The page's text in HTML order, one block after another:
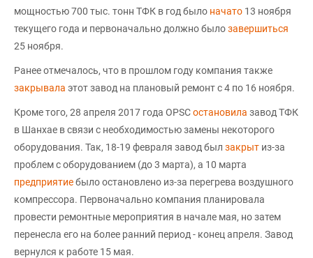
мощностью 700 тыс. тонн ТФК в год было начато 13 ноября
текущего года и первоначально должно былозавершиться
25 ноября.
Ранее отмечалось, что в прошлом году компания также
закрывала этот завод на плановый ремонт с 4 по 16 ноября.
Кроме того, 28 апреля 2017 года OPSCостановила завод ТФК
в Шанхае в связи с необходимостью замены некоторого
оборудования. Так, 18-19 февраля завод был закрыт из-за
проблем с оборудованием (до 3 марта), а 10 марта
предприятиебыло остановлено из-за перегрева воздушного
компрессора. Первоначально компания планировала
провести ремонтные мероприятия в начале мая, но затем
перенесла его на более ранний период - конец апреля. Завод
вернулся к работе 15 мая.